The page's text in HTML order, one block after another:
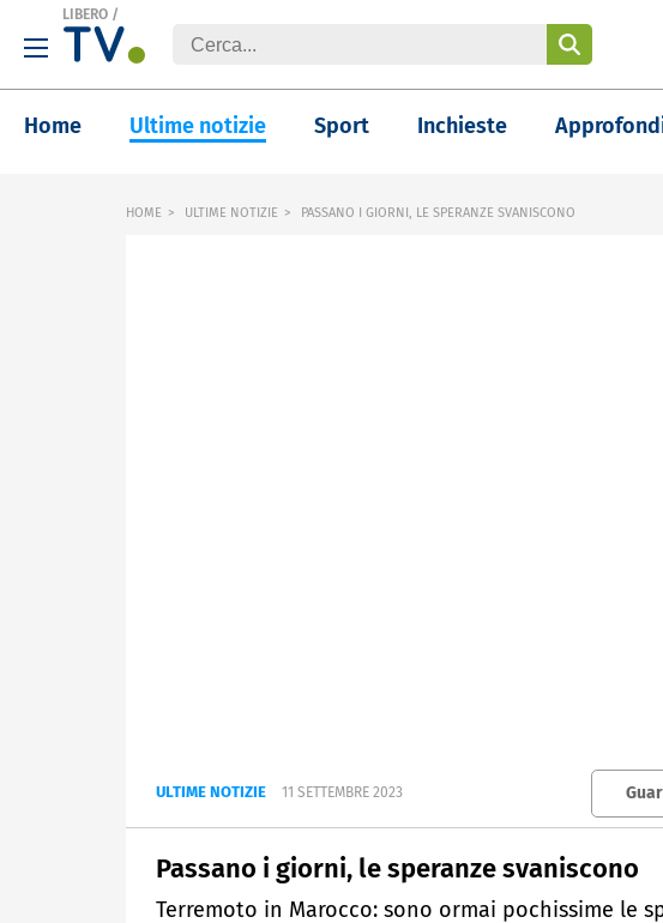
LIBERO /
Home Ultime notizie Sport Inchieste
HOME ULTIME NOTIZIE PASSANO I GIORNI, LE SPERANZE SVANISCONO
ULTIME NOTIZIE 11 SETTEMBRE 2023
Passano i giorni, le speranze svaniscono
Terremoto in Marocco: sono ormai pochissime le